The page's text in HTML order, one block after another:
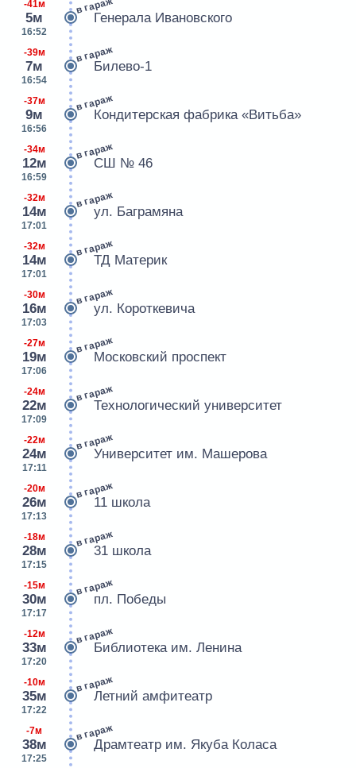
-41м
5м
16:52
в гараж
Генерала Ивановского
-39м
7м
16:54
в гараж
Билево-1
-37м
9м
16:56
в гараж
Кондитерская фабрика «Витьба»
-34м
12м
16:59
в гараж
СШ № 46
-32м
14м
17:01
в гараж
ул. Баграмяна
-32м
14м
17:01
в гараж
ТД Материк
-30м
16м
17:03
в гараж
ул. Короткевича
-27м
19м
17:06
в гараж
Московский проспект
-24м
22м
17:09
в гараж
Технологический университет
-22м
24м
17:11
в гараж
Университет им. Машерова
-20м
26м
17:13
в гараж
11 школа
-18м
28м
17:15
в гараж
31 школа
-15м
30м
17:17
в гараж
пл. Победы
-12м
33м
17:20
в гараж
Библиотека им. Ленина
-10м
35м
17:22
в гараж
Летний амфитеатр
-7м
38м
17:25
в гараж
Драмтеатр им. Якуба Коласа